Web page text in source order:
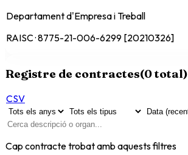
Departament d'Empresa i Treball
RAISC · 8775-21-006-6299 [20210326]
Registre de contractes(0total)
CSV
Cap contracte trobat amb aquests filtres